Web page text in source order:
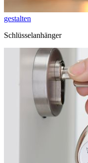
gestalten
Schlüsselanhänger